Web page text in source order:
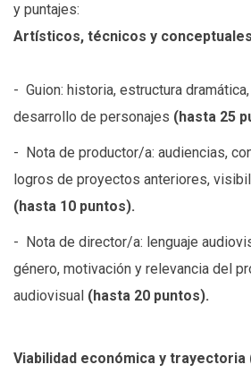
y puntajes:
Artísticos, técnicos y
- Guion: historia, estructura
desarrollo de personajes (hasta 25
- Nota de productor/a: audiencias,
logros de proyectos anteriores,
(hasta 10 puntos).
- Nota de director/a: lenguaje
género, motivación y relevancia del
audiovisual (hasta 20 puntos).
Viabilidad económica y trayectoria